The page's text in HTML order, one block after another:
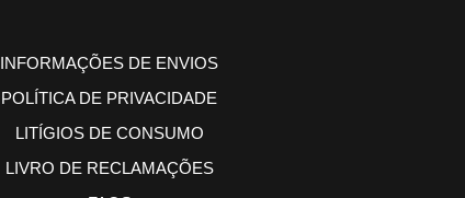
INFORMAÇÕES DE ENVIOS
POLÍTICA DE PRIVACIDADE
LITÍGIOS DE CONSUMO
LIVRO DE RECLAMAÇÕES